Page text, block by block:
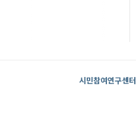
시민참여연구센터